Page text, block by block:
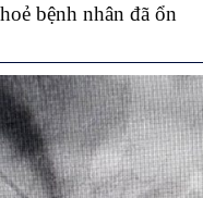
bệnh nhân đã ổn